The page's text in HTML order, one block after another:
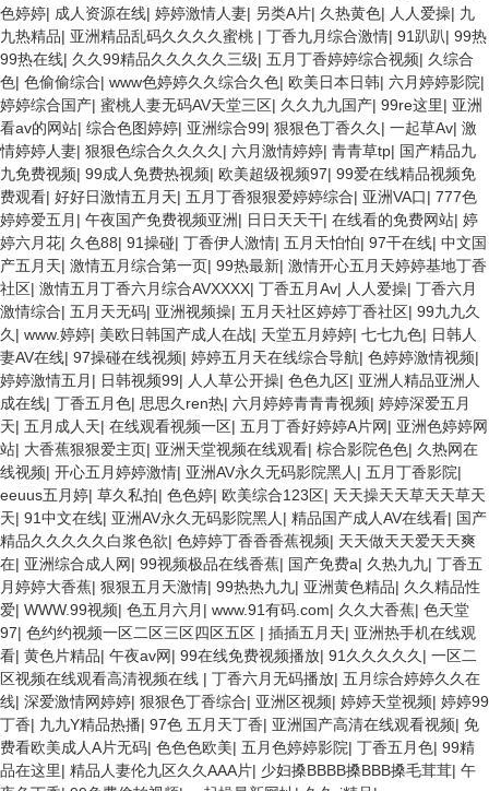
色婷婷| 成人资源在线| 婷婷激情人妻| 另类A片| 久热黄色| 人人爱操| 九
九热精品| 亚洲精品乱码久久久久蜜桃 | 丁香九月综合激情| 91趴趴| 99热
99热在线| 久久99精品久久久久久三级| 五月丁香婷婷综合视频| 久综合
色| 色偷偷综合| www色婷婷久久综合久色| 欧美日本日韩| 六月婷婷影院|
婷婷综合国产| 蜜桃人妻无码AV天堂三区| 久久九九国产| 99re这里| 亚洲
看av的网站| 综合色图婷婷| 亚洲综合99| 狠狠色丁香久久 | 一起草Av| 激
情婷婷人妻| 狠狠色综合久久久久 | 六月激情婷婷| 青青草tp| 国产精品九
九免费视频| 99成人免费热视频| 欧美超级视频97| 99爱在线精品视频免
费观看| 好好日激情五月天| 五月丁香狠狠爱婷婷综合| 亚洲VA口| 777色
婷婷爱五月 | 午夜国产免费视频亚洲| 日日天天干| 在线看的免费网站| 婷
婷六月花| 久色88| 91操碰| 丁香伊人激情| 五月天怕怕| 97干在线| 中文国
产五月天| 激情五月综合第一页| 99热最新| 激情开心五月天婷婷基地丁香
社区| 激情五月丁香六月综合AVXXXX| 丁香五月Av| 人人爱操| 丁香六月
激情综合| 五月天无码| 亚洲视频操| 五月天社区婷婷丁香社区| 99九九久
久 | www.婷婷| 美欧日韩国产成人在战| 天堂五月婷婷| 七七九色| 日韩人
妻AV在线| 97操碰在线视频| 婷婷五月天在线综合导航| 色婷婷激情视频|
婷婷激情五月 | 日韩视频99| 人人草公开操| 色色九区| 亚洲人精品亚洲人
成在线| 丁香五月色| 思思久ren热| 六月婷婷青青青视频| 婷婷深爱五月
天| 五月成人天| 在线观看视频一区| 五月丁香好婷婷A片网| 亚洲色婷婷网
站| 大香蕉狠狠爱主页| 亚洲天堂视频在线观看| 棕合影院色色| 久热网在
线视频| 开心五月婷婷激情| 亚洲AV永久无码影院黑人 | 五月丁香影院|
eeuus五月婷| 草久私拍| 色色婷| 欧美综合123区| 天天操天天草天天草天
天| 91中文在线| 亚洲AV永久无码影院黑人 | 精品国产成人AV在线看| 国产
精品久久久久久白浆色欲| 色婷婷丁香香香蕉视频| 天天做天天爱天天爽
在| 亚洲综合成人网| 99视频极品在线香蕉| 国产免费a| 久热九九| 丁香五
月婷婷大香蕉| 狠狠五月天激情| 99热热九九| 亚洲黄色精品| 久久精品性
爱| WWW.99视频| 色五月六月 | www.91有码.com| 久久大香蕉| 色天堂
97| 色约约视频一区二区三区四区五区 | 插插五月天| 亚洲热手机在线观
看| 黄色片精品| 午夜av网| 99在线免费视频播放| 91久久久久久 | 一区二
区视频在线观看高清视频在线 | 丁香六月无码播放| 五月综合婷婷久久在
线| 深爱激情网婷婷| 狠狠色丁香综合| 亚洲区视频| 婷婷天堂视频| 婷婷99
丁香| 九九Y精品热播| 97色 五月天丁香| 亚洲国产高清在线观看视频| 免
费看欧美成人A片无码| 色色色欧美| 五月色婷婷影院| 丁香五月色| 99精
品在这里| 精品人妻伦九区久久AAA片| 少妇搡BBBB搡BBB搡毛茸茸| 午